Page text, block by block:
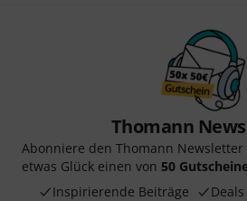
Thomann
Abonniere den Thomann
etwas Glück einen von 50
Inspirierende Beiträge
Deals